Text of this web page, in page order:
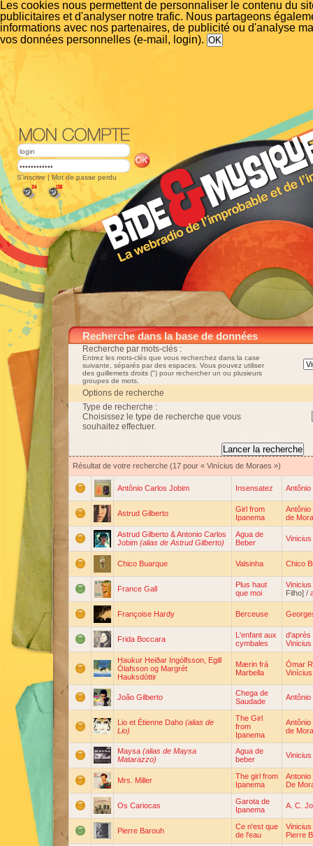
Les cookies nous permettent de personnaliser le contenu du
publicitaires et d'analyser notre trafic. Nous partageons
informations avec nos partenaires, de publicité ou d'analyse
vos données personnelles (e-mail, login).
S'inscrire | Mot de passe perdu
Recherche dans la base de données
Recherche par mots-clés :
Entrez les mots-clés que vous recherchez dans la case
suivante, séparés par des espaces. Vous pouvez utiliser
des guillemets droits (") pour rechercher un ou plusieurs
groupes de mots.
Options de recherche
Type de recherche :
Choisissez le type de recherche que vous
souhaitez effectuer.
Résultat de votre recherche (17 pour « Vinícius de Moraes »)
Antônio Carlos Jobim Insensatez
Astrud Gilberto
Girl from
Ipanema
de
Astrud Gilberto & Antonio Carlos
Jobim (alias de Astrud Gilberto)
Agua de
Beber
Chico Buarque Valsinha Chico
France Gall
Plus haut
que moi
Filho] /
Françoise Hardy Berceuse
Frida Boccara
L'enfant aux
cymbales
d'après
Haukur Heiðar Ingólfsson, Egill
Ólafsson og Margrét
Hauksdóttir
Mærin frá
Marbella
Ómar
João Gilberto
Chega de
Saudade
Lio et Étienne Daho (alias de
Lio)
The Girl
from
Ipanema
de
Maysa (alias de Maysa
Matarazzo)
Agua de
beber
Mrs. Miller
The girl from
Ipanema
De
Os Cariocas
Garota de
Ipanema
A. C.
Pierre Barouh
Ce n'est que
de l'eau
Pierre